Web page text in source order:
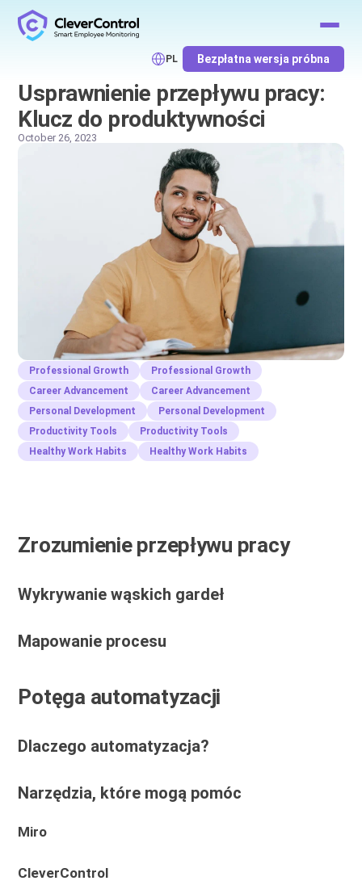
PL Bezpłatna wersja próbna
Usprawnienie przepływu pracy:
Klucz do produktywności
October 26, 2023
Professional Growth
Professional Growth
Career Advancement
Career Advancement
Personal Development
Personal Development
Productivity Tools
Productivity Tools
Healthy Work Habits
Healthy Work Habits
Zrozumienie przepływu pracy
Wykrywanie wąskich gardeł
Mapowanie procesu
Potęga automatyzacji
Dlaczego automatyzacja?
Narzędzia, które mogą pomóc
Miro
CleverControl